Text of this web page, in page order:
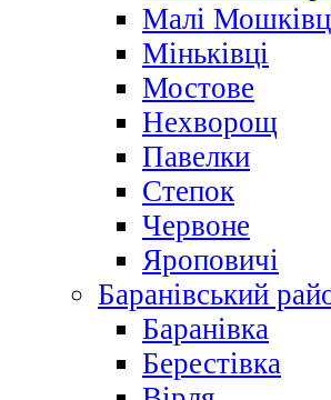
Малі
Міньківці
Мостове
Нехворощ
Павелки
Степок
Червоне
Яроповичі
Баранівський
Баранівка
Берестівка